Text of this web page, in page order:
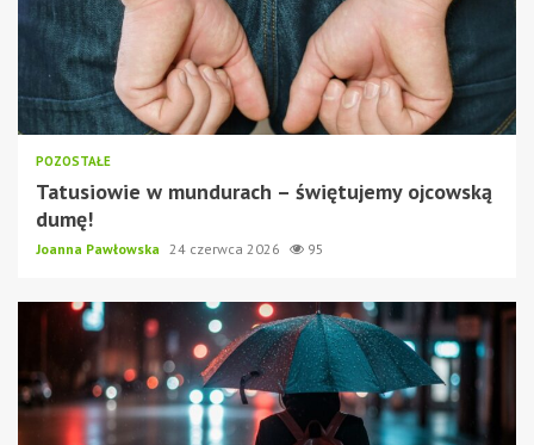
POZOSTAŁE
Tatusiowie w mundurach – świętujemy ojcowską
dumę!
Joanna Pawłowska 24 czerwca 2026 95